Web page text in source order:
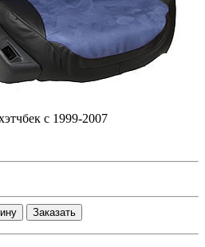
с 1999-2007
Заказать